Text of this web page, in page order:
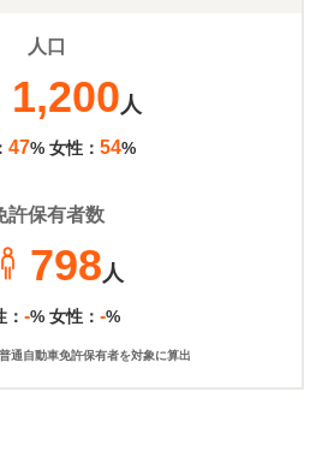
人口
1,200人
47% 女性： 54%
許保有者数
798人
： -% 女性： -%
通自動車免許保有者を対象に算出